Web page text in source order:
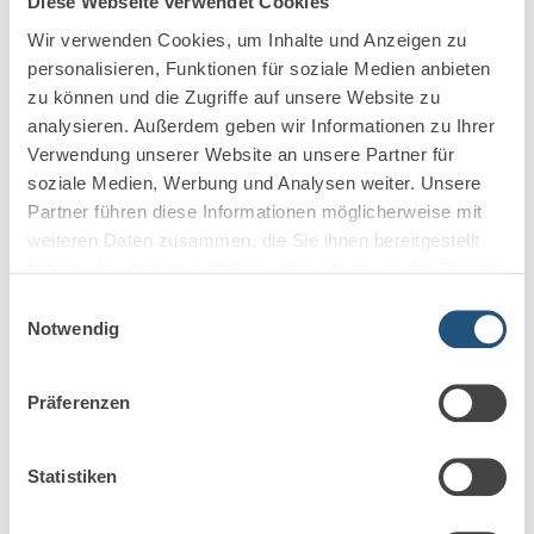
Wir verwenden Cookies, um Inhalte und Anzeigen zu
personalisieren, Funktionen für soziale Medien anbieten
zu können und die Zugriffe auf unsere Website zu
analysieren. Außerdem geben wir Informationen zu Ihrer
Verwendung unserer Website an unsere Partner für
soziale Medien, Werbung und Analysen weiter. Unsere
Partner führen diese Informationen möglicherweise mit
weiteren Daten zusammen, die Sie ihnen bereitgestellt
Notwendig
Präferenzen
Statistiken
Berufshaftpflicht Schaden melden
– Anleitung für Berufsträger
Berufshaftpflichtschutz für Rechtsanwälte und
Steuerberater. Rechtzeitig und richtig Schäden
melden. Auch bei größter Sorgfalt und
Gewissenhaftigkeit lassen sich Berufsfehler nicht…